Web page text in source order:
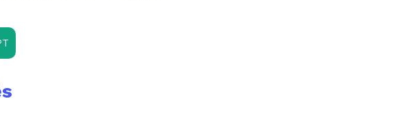
au meilleur taux !